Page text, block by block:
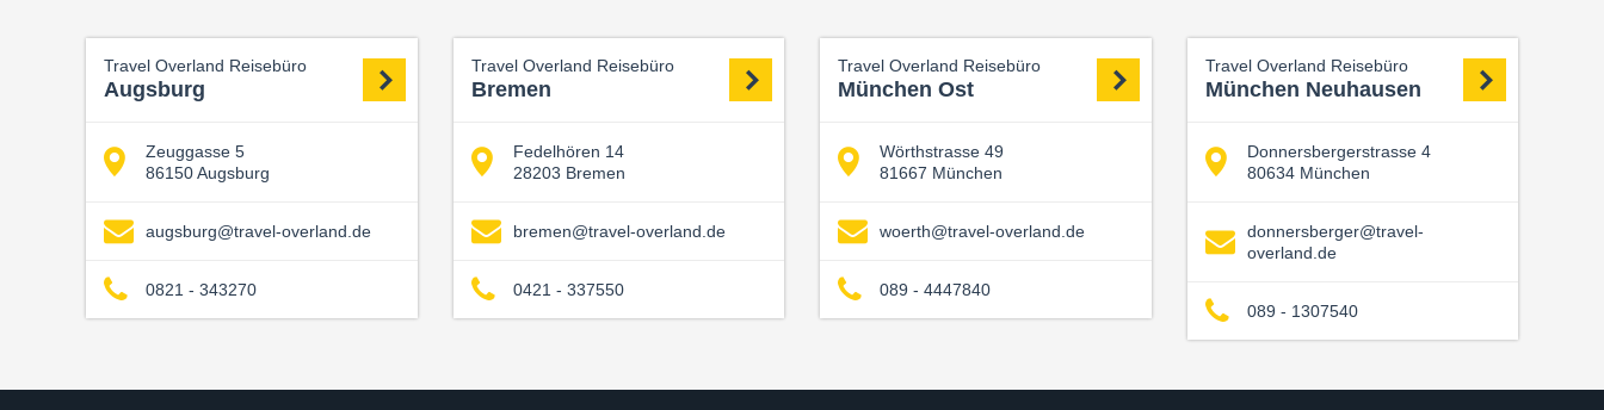
Travel Overland Reisebüro
Augsburg
Zeuggasse 5
86150 Augsburg
augsburg@travel-overland.de
0821 - 343270
Travel Overland Reisebüro
Bremen
Fedelhören 14
28203 Bremen
bremen@travel-overland.de
0421 - 337550
Travel Overland Reisebüro
München Ost
Wörthstrasse 49
81667 München
woerth@travel-overland.de
089 - 4447840
Travel Overland Reisebüro
München Neuhausen
Donnersbergerstrasse 4
80634 München
donnersberger@travel-
overland.de
089 - 1307540